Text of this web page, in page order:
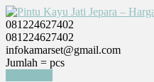
081224627402
081224627402
infokamarset@gmail.com
Jumlah = pcs